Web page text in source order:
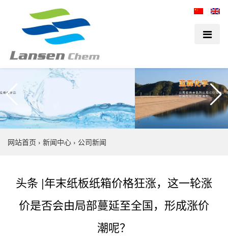
网站首页 › 新闻中心 › 公司新闻
头条 |年末纸板纸箱价格狂涨，这一轮涨
价是否会由局部蔓延至全国，形成涨价
潮呢？